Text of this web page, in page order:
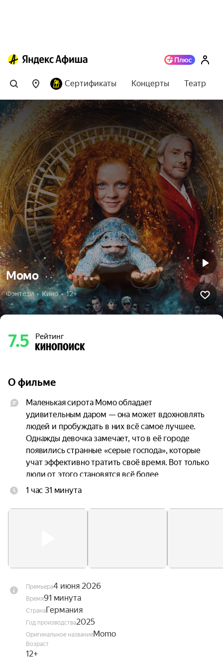
Сертификаты Концерты Театр
Момо
Фэнтези  •  Кино  •  12+
7.5 Рейтинг
О фильме
Маленькая сирота Момо обладает
удивительным даром — она может вдохновлять
людей и пробуждать в них всё самое лучшее.
Однажды девочка замечает, что в её городе
появились странные «серые господа», которые
учат эффективно тратить своё время. Вот только
люди от этого становятся всё более
несчастными, ведь в погоне за продуктивностью
объединяется с Хранителем времени и
1 час 31 минута
Премьера4 июня 2026
Время91 минута
СтранаГермания
Год производства2025
Оригинальное названиеMomo
Возраст
12+